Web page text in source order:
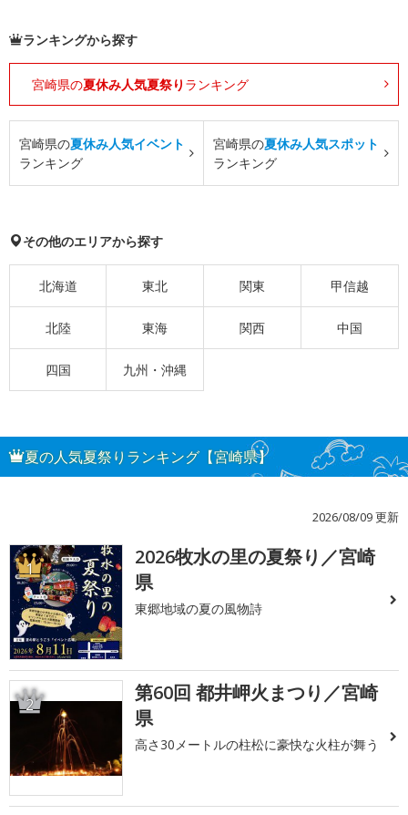
ランキングから探す
宮崎県の夏休み人気夏祭り ランキング
宮崎県の夏休み人気イベント
ランキング
宮崎県の夏休み人気スポット
ランキング
その他のエリアから探す
北海道 東北 関東 甲信越
北陸 東海 関西 中国
四国 九州・沖縄
夏の人気夏祭りランキング【宮崎県】
2026/08/09 更新
1
2026牧水の里の夏祭り／宮崎
県
東郷地域の夏の風物詩
2
第60回 都井岬火まつり／宮崎
県
高さ30メートルの柱松に豪快な火柱が舞う